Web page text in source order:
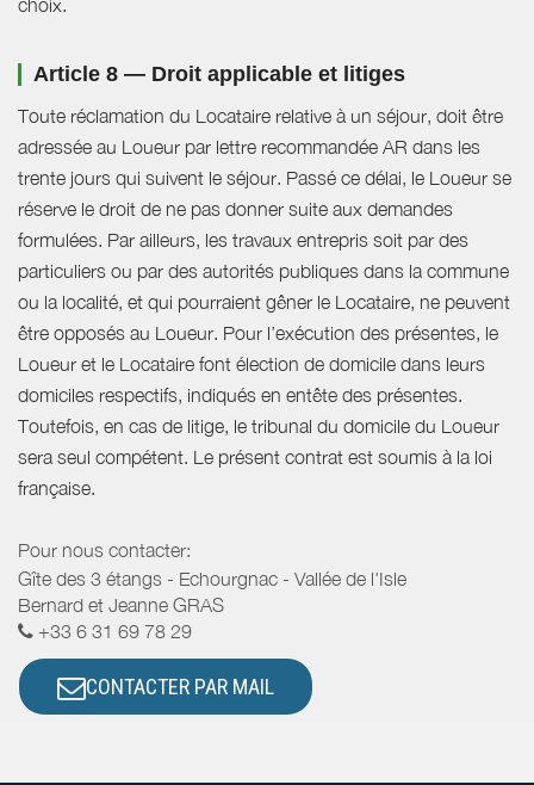
choix.
Article 8 — Droit applicable et litiges
Toute réclamation du Locataire relative à un séjour, doit être
adressée au Loueur par lettre recommandée AR dans les
trente jours qui suivent le séjour. Passé ce délai, le Loueur se
réserve le droit de ne pas donner suite aux demandes
formulées. Par ailleurs, les travaux entrepris soit par des
particuliers ou par des autorités publiques dans la commune
ou la localité, et qui pourraient gêner le Locataire, ne peuvent
être opposés au Loueur. Pour l’exécution des présentes, le
Loueur et le Locataire font élection de domicile dans leurs
domiciles respectifs, indiqués en entête des présentes.
Toutefois, en cas de litige, le tribunal du domicile du Loueur
sera seul compétent. Le présent contrat est soumis à la loi
française.
Pour nous contacter:
Gîte des 3 étangs - Echourgnac - Vallée de l'Isle
Bernard et Jeanne GRAS
+33 6 31 69 78 29
CONTACTER PAR MAIL